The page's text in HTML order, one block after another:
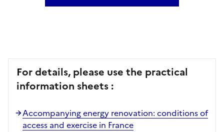
For details, please use the practical
information sheets :
Accompanying energy renovation: conditions of
access and exercise in France